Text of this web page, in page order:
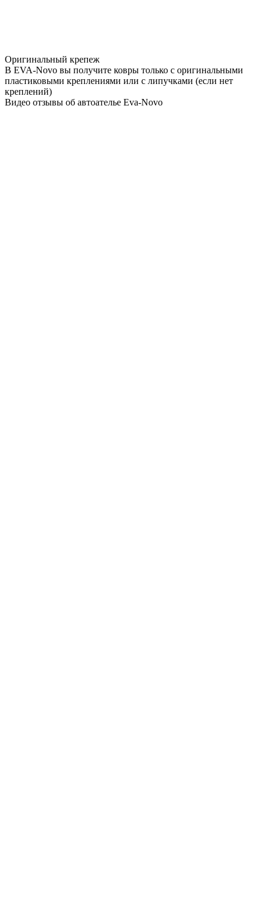
Оригинальный крепеж
В EVA-Novo вы получите ковры только с оригинальными
пластиковыми креплениями или с липучками (если нет
креплений)
Видео отзывы об автоателье Eva-Novo